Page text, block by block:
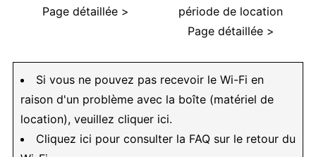
Page détaillée >
période de location
Page détaillée >
Si vous ne pouvez pas recevoir le Wi-Fi en
raison d'un problème avec la boîte (matériel de
location), veuillez cliquer ici.
Cliquez ici pour consulter la FAQ sur le retour du